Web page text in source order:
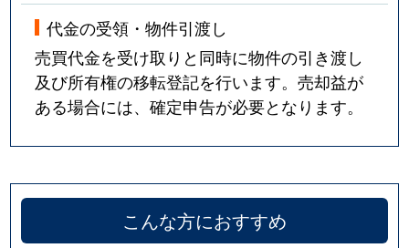
代金の受領・物件引渡し
売買代金を受け取りと同時に物件の引き渡し
及び所有権の移転登記を行います。売却益が
ある場合には、確定申告が必要となります。
こんな方におすすめ